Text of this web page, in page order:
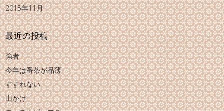
2015年11月
最近の投稿
強者
今年は番茶が品薄
すすれない
山かけ